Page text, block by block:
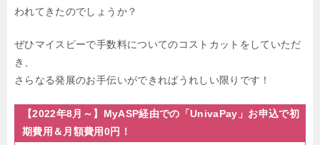
われてきたのでしょうか？
ぜひマイスピーで手数料についてのコストカットをしていただ
き、
さらなる発展のお手伝いができればうれしい限りです！
【2022年8月～】MyASP経由での「UnivaPay」お申込で初
期費用＆月額費用0円！